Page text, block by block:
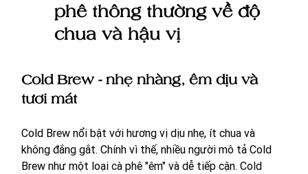
phê thông thường về độ
chua và hậu vị
Cold Brew - nhẹ nhàng, êm dịu và
tươi mát
Cold Brew nổi bật với hương vị dịu nhẹ, ít chua và
không đắng gắt. Chính vì thế, nhiều người mô tả Cold
Brew như một loại cà phê "êm" và dễ tiếp cận. Cold